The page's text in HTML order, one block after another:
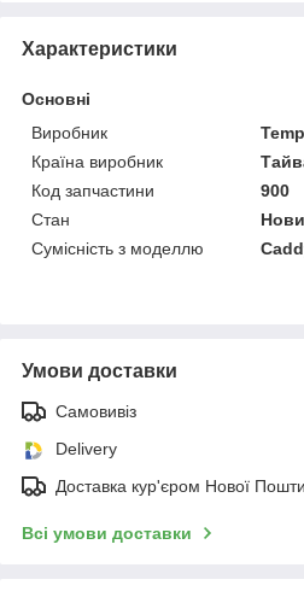
Характеристики
Основні
Виробник
Країна виробник
Код запчастини
900
Стан
Сумісність з моделлю
Умови доставки
Самовивіз
Delivery
Доставка кур'єром Нової Пошти
Всі умови доставки